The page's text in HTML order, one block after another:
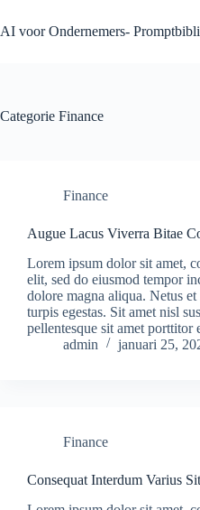
naar
de
AI voor Ondernemers-
Categorie Finance
Finance
Augue Lacus Viverra Bitae
Lorem ipsum dolor sit amet,
elit, sed do eiusmod tempor
dolore magna aliqua. Netus et
turpis egestas. Sit amet nisl
pellentesque sit amet
admin
januari 25,
Finance
Consequat Interdum Varius